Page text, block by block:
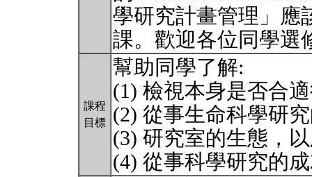
學研究計畫管理」應
課。歡迎各位同學選
課程
目標
幫助同學了解:
(1) 檢視本身是否合
(2) 從事生命科學研
(3) 研究室的生態，
(4) 從事科學研究的